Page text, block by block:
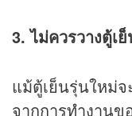
3. ไม่ควรวางตู้
แม้ตู้เย็นรุ่นใหม่จ
จากการทำงานข